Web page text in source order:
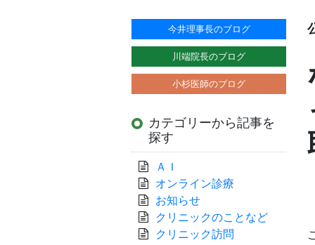
今井理事長のブログ
川端院長のブログ
小杉医師のブログ
カテゴリーから記事を
探す
ＡＩ
オンライン診療
お知らせ
クリニックのことなど
クリニック訪問